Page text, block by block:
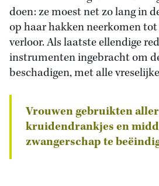
doen: ze moest net zo lang in
op haar hakken neerkomen
verloor. Als laatste ellendige
instrumenten ingebracht om
beschadigen, met alle
Vrouwen gebruikten
kruidendrankjes en
zwangerschap te